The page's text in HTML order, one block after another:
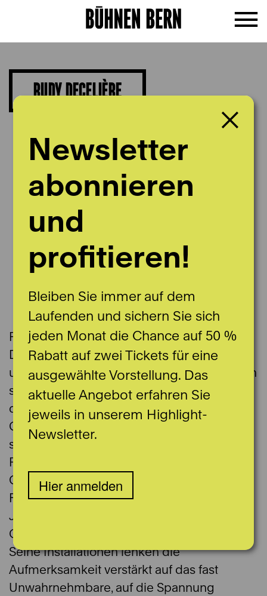
RUDY DECELIÈRE
© Benjamin Ruffieux
Rudy Decelière wurde 1979 in Tassin-la-
Demi-Lune (Frankreich) geboren und lebt
und arbeitet in Genf. Dort absolvierte er auch
seine Ausbildung an der École Supérieure
des Beaux-Arts de Genève (heute HEAD –
Genève). Seine Werke werden in Museen
sowie in öffentlichen oder natürlichen
Räumen präsentiert (Pavillon de la Danse,
Genf; Musée des Beaux-Arts du Locle;
Ferme Asile, Sion; Ural-Biennale,
Jekaterinburg; CERN; EPFL; Kunstmuseum
Olten; Abbatiale de Bellelay; Bex & Arts).
Seine Installationen lenken die
Aufmerksamkeit verstärkt auf das fast
Unwahrnehmbare, auf die Spannung
Newsletter
abonnieren
und
profitieren!
Bleiben Sie immer auf dem
Laufenden und sichern Sie sich
jeden Monat die Chance auf 50 %
Rabatt auf zwei Tickets für eine
ausgewählte Vorstellung. Das
aktuelle Angebot erfahren Sie
jeweils in unserem Highlight-
Newsletter.
Hier anmelden